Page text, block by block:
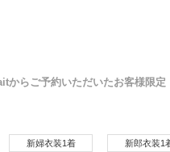
からご予約いただいたお客様限定
新婦衣装1着 新郎衣装1